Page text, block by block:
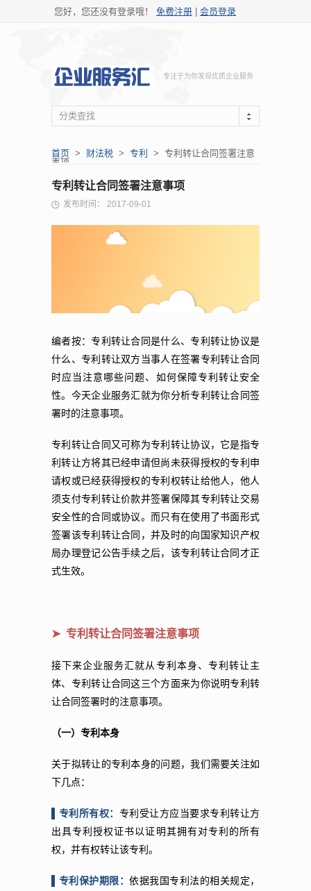
您好，您还没有登录哦！ 免费注册 会员登录
专注于为你发现优质企业服务
分类查找
首页 > 财法税 > 专利 > 专利转让合同签署注意
事项
专利转让合同签署注意事项
发布时间： 2017-09-01
编者按：专利转让合同是什么、专利转让协议是
什么、专利转让双方当事人在签署专利转让合同
时应当注意哪些问题、如何保障专利转让安全
性。今天企业服务汇就为你分析专利转让合同签
署时的注意事项。
专利转让合同又可称为专利转让协议，它是指专
利转让方将其已经申请但尚未获得授权的专利申
请权或已经获得授权的专利权转让给他人，他人
须支付专利转让价款并签署保障其专利转让交易
安全性的合同或协议。而只有在使用了书面形式
签署该专利转让合同，并及时的向国家知识产权
局办理登记公告手续之后，该专利转让合同才正
式生效。
➤ 专利转让合同签署注意事项
接下来企业服务汇就从专利本身、专利转让主
体、专利转让合同这三个方面来为你说明专利转
让合同签署时的注意事项。
（一）专利本身
关于拟转让的专利本身的问题，我们需要关注如
下几点：
▌专利所有权： 专利受让方应当要求专利转让方
出具专利授权证书以证明其拥有对专利的所有
权，并有权转让该专利。
▌专利保护期限： 依据我国专利法的相关规定，